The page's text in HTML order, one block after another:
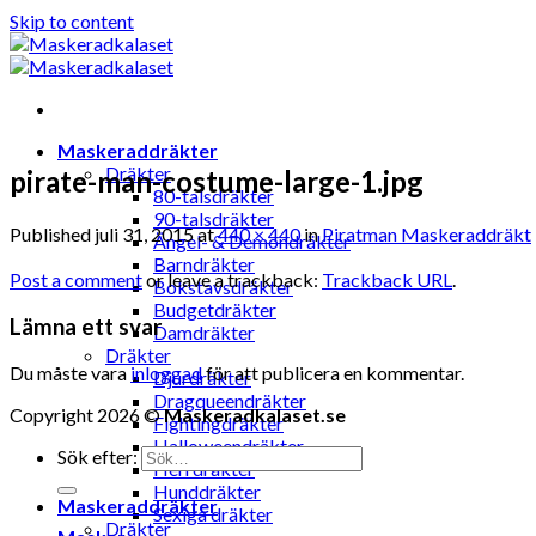
Skip to content
Maskeraddräkter
Dräkter
80-talsdräkter
90-talsdräkter
Ängel- & Demondräkter
Barndräkter
Bokstavsdräkter
Budgetdräkter
Damdräkter
Dräkter
Djurdräkter
Dragqueendräkter
Fightingdräkter
Halloweendräkter
Herrdräkter
Hunddräkter
Sexiga dräkter
pirate-man-costume-large-1.jpg
Published juli 31, 2015at440 × 440inPiratman Maskeraddräkt
Post a commentor leave a trackback: Trackback URL.
Lämna ett svar
Du måste vara inloggadför att publicera en kommentar.
Copyright 2026 ©Maskeradkalaset.se
Sök efter:
Maskeraddräkter
Dräkter